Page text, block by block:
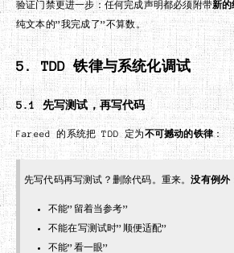
验证门禁更进一步：任何完成声明都必须附带新的
纯文本的”我完成了”不算数。
5. TDD 铁律与系统化调试
5.1 先写测试，再写代码
Fareed 的系统把 TDD 定为不可撼动的铁律：
先写代码再写测试？删除代码。重来。没有例外
不能”留着当参考”
不能在写测试时”顺便适配”
不能”看一眼”